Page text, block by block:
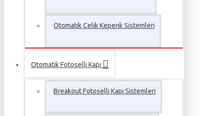
Otomatik Çelik Kepenk Sistemleri
Otomatik Fotoselli Kapı
Breakout Fotoselli Kapı Sistemleri